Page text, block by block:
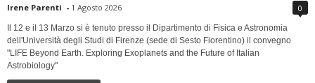
Irene Parenti - 1 Agosto 2026 0
Il 12 e il 13 Marzo si è tenuto presso il Dipartimento di Fisica e Astronomia
dell'Università degli Studi di Firenze (sede di Sesto Fiorentino) il convegno
"LIFE Beyond Earth. Exploring Exoplanets and the Future of Italian
Astrobiology"